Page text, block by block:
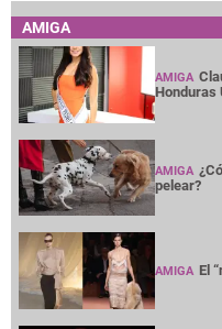
AMIGA
AMIGA
Honduras
AMIGA
pelear?
AMIGA El